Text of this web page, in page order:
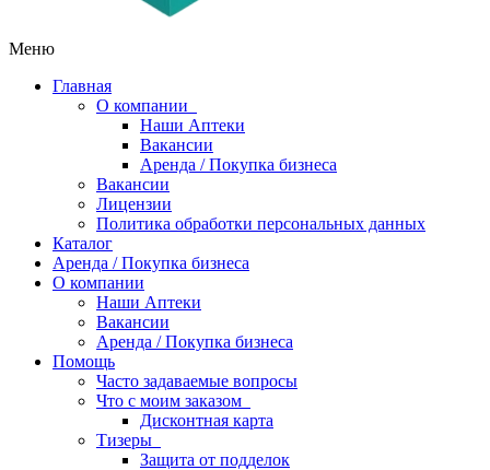
Меню
Главная
О компании
Наши Аптеки
Вакансии
Аренда / Покупка бизнеса
Вакансии
Лицензии
Политика обработки персональных данных
Каталог
Аренда / Покупка бизнеса
О компании
Наши Аптеки
Вакансии
Аренда / Покупка бизнеса
Помощь
Часто задаваемые вопросы
Что с моим заказом
Дисконтная карта
Тизеры
Защита от подделок